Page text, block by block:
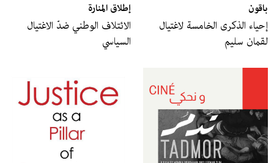
باقون
إحياء الذكرى الخامسة لاغتيال
لقمان سليم
إطلاق المنارة
الائتلاف الوطني ضدّ الاغتيال
السياسي